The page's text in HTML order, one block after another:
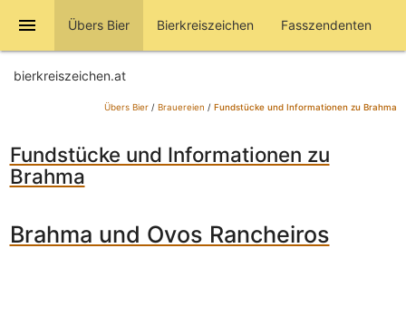
menu Übers Bier Bierkreiszeichen Fasszendenten
bierkreiszeichen.at
Übers Bier/ Brauereien / Fundstücke und Informationen zu Brahma
Fundstücke und Informationen zu
Brahma
Brahma und Ovos Rancheiros